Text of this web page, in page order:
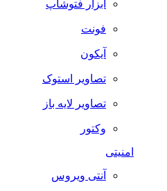
ابزار فتوشاپ
فونت
آیکون
تصاویر استوک
تصاویر لایه باز
وکتور
آنتی ویروس